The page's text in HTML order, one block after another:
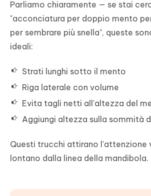
Parliamo chiaramente — se stai
"acconciatura per doppio mento
per sembrare più snella", queste
ideali:
Strati lunghi sotto il mento
Riga laterale con volume
Evita tagli netti all'altezza del
Aggiungi altezza sulla sommità
Questi trucchi attirano l'attenzione
lontano dalla linea della mandibola.